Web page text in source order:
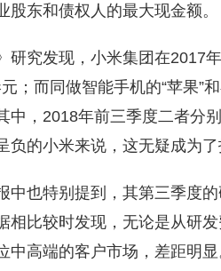
股东和债权人的最大现金额。
研究发现，小米集团在2017
；而同做智能手机的“苹果”
中，2018年前三季度二者分
负的小米来说，这无疑成为了
中也特别提到，其第三季度
相比较时发现，无论是从研
中高端的客户市场，差距明显